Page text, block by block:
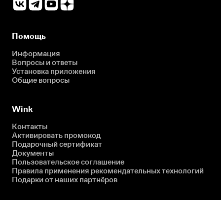
Помощь
Информация
Вопросы и ответы
Установка приложения
Общие вопросы
Wink
Контакты
Активировать промокод
Подарочный сертификат
Документы
Пользовательское соглашение
Правила применения рекомендательных технологий
Подарки от наших партнёров